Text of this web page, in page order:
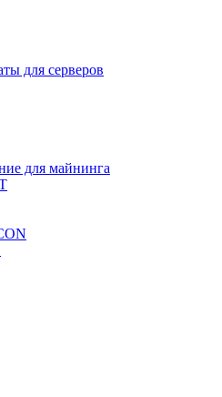
для серверов
для майнинга